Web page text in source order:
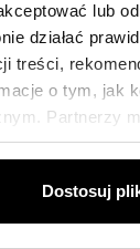
lub
działać
treści,
o tym, jak
Partnerzy
z ich usług.
Dostosuj